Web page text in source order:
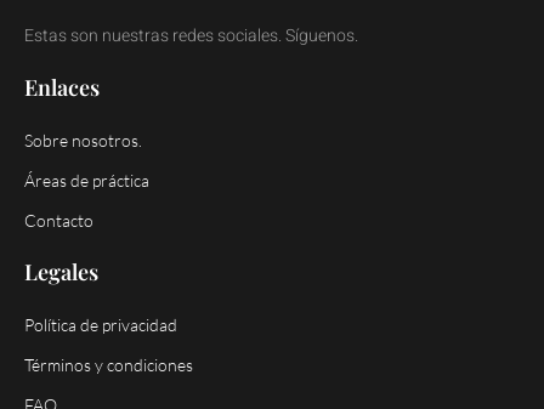
Estas son nuestras redes sociales. Síguenos.
Enlaces
Sobre nosotros.
Áreas de práctica
Contacto
Legales
Política de privacidad
Términos y condiciones